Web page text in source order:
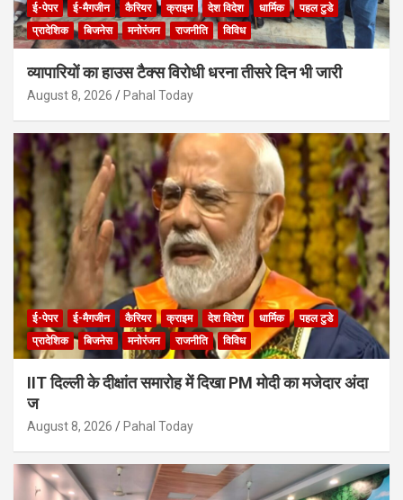
ई-पेपर ई-मैगजीन कैरियर क्राइम देश विदेश धार्मिक
पहल टुडे
प्रादेशिक
बिजनेस मनोरंजन राजनीति विविध
व्यापारियों का हाउस टैक्स विरोधी धरना तीसरे दिन भी जारी
August 8, 2026 Pahal Today
ई-पेपर ई-मैगजीन कैरियर क्राइम देश विदेश धार्मिक
पहल टुडे
प्रादेशिक
बिजनेस मनोरंजन राजनीति विविध
IIT दिल्ली के दीक्षांत समारोह में दिखा PM मोदी का मजेदार अंदा
ज
August 8, 2026 Pahal Today